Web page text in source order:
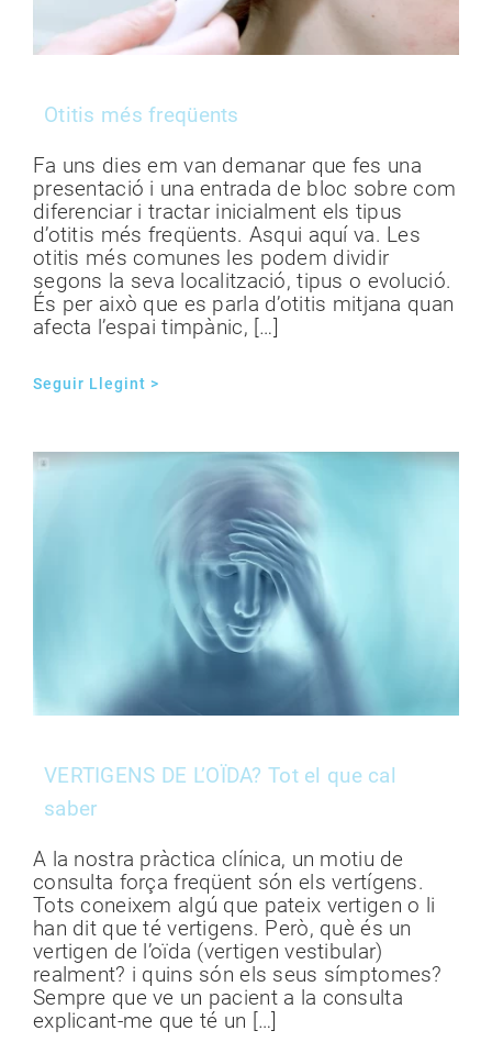
Otitis més freqüents
Fa uns dies em van demanar que fes una
presentació i una entrada de bloc sobre com
diferenciar i tractar inicialment els tipus
d’otitis més freqüents. Asqui aquí va. Les
otitis més comunes les podem dividir
segons la seva localització, tipus o evolució.
És per això que es parla d’otitis mitjana quan
afecta l’espai timpànic, […]
Seguir Llegint >
VERTIGENS DE L’OÏDA? Tot el que cal
saber
A la nostra pràctica clínica, un motiu de
consulta força freqüent són els vertígens.
Tots coneixem algú que pateix vertigen o li
han dit que té vertigens. Però, què és un
vertigen de l’oïda (vertigen vestibular)
realment? i quins són els seus símptomes?
Sempre que ve un pacient a la consulta
explicant-me que té un […]